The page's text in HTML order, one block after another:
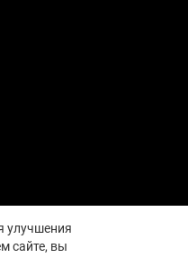
улучшения
сайте, вы